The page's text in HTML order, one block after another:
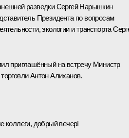
разведкиСергей Нарышкин
Президента по вопросам
экологии и транспорта
приглашённый на встречу Министр
Антон Алиханов.
коллеги, добрый вечер!